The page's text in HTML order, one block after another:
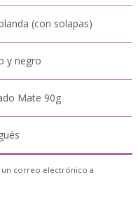
(con solapas)
y negro
Mate 90g
un correo electrónico a